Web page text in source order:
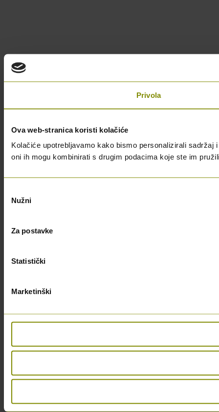
Privola
Ova web-stranica koristi kolačiće
Kolačiće upotrebljavamo kako bismo personalizirali
oni ih mogu kombinirati s drugim podacima koje ste im
pristanka
Nužni
Za postavke
Statistički
Marketinški